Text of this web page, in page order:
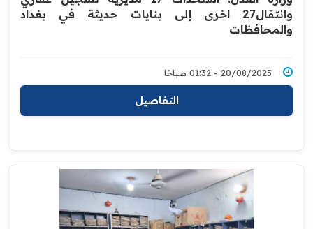
وانتقال27 اخرى إلى بنايات حديثة في بغداد
والمحافظات
20/08/2025 - 01:32 صباحًا
التفاصيل